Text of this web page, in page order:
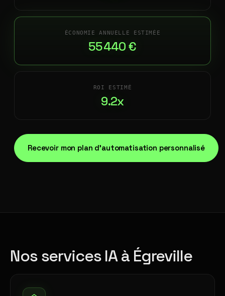
ÉCONOMIE ANNUELLE ESTIMÉE
55 440 €
ROI ESTIMÉ
9.2x
Recevoir mon plan d'automatisation personnalisé
Nos services IA à Égreville